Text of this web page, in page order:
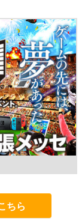
ちら